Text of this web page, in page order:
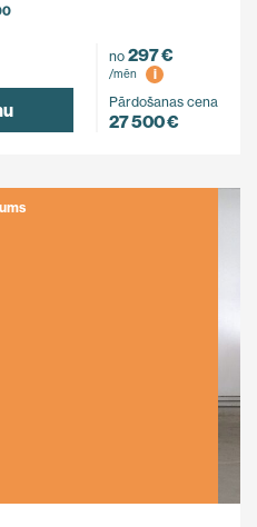
no 297 €
/mēn
i
Pārdošanas cena
27 500 €